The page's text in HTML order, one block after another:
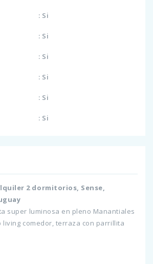
: Si
: Si
: Si
: Si
: Si
: Si
2 dormitorios, Sense,
super luminosa en pleno Manantiales
living comedor, terraza con parrillita